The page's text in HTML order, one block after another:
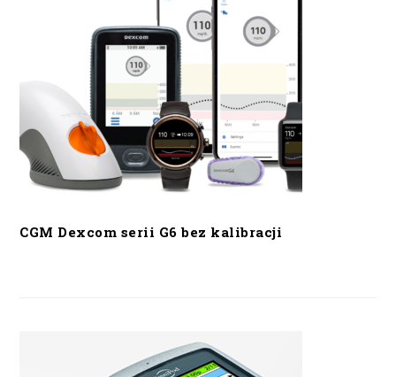
CGM Dexcom serii G6 bez kalibracji